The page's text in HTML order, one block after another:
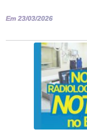
Em 23/03/2026